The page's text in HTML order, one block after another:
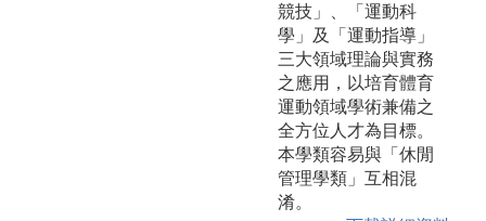
競技」、「運動科
學」及「運動指導」
三大領域理論與實務
之應用，以培育體育
運動領域學術兼備之
全方位人才為目標。
本學類容易與「休閒
管理學類」互相混
淆。